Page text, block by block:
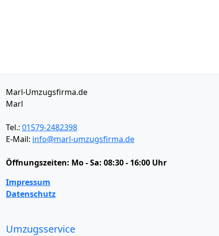
Marl-Umzugsfirma.de
Marl
Tel.: 01579-2482398
E-Mail: info@marl-umzugsfirma.de
Öffnungszeiten: Mo - Sa: 08:30 - 16:00 Uhr
Impressum
Datenschutz
Umzugsservice